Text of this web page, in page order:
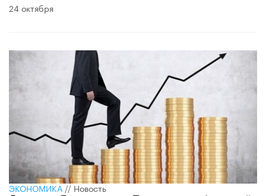
24 октября
ЭКОНОМИКА//Новость